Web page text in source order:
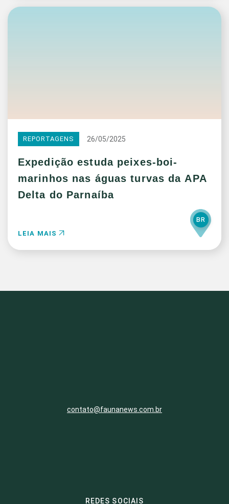
REPORTAGENS 26/05/2025
Expedição estuda peixes-boi-
marinhos nas águas turvas da APA
Delta do Parnaíba
LEIA MAIS
BR
contato@faunanews.com.br
REDES SOCIAIS